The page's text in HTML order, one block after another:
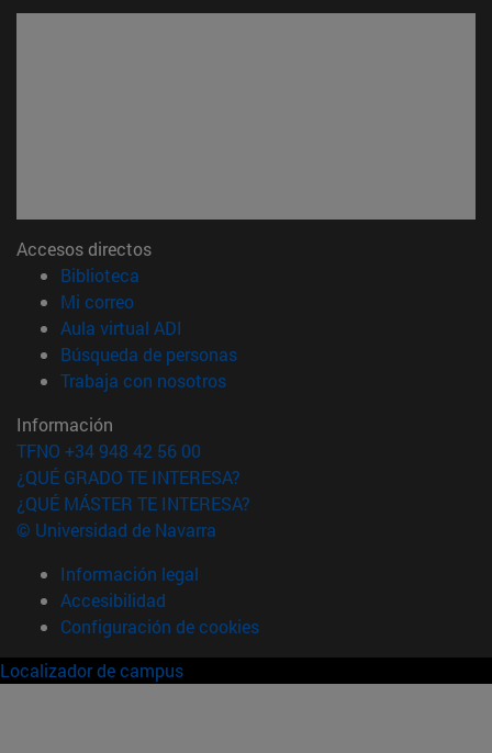
Accesos directos
Biblioteca
Mi correo(abre en nueva ventana)
Aula virtual ADI
Búsqueda de personas(abre en nueva ventana)
Trabaja con nosotros(abre en nueva ventana)
Información
TFNO +34 948 42 56 00
¿QUÉ GRADO TE INTERESA?
¿QUÉ MÁSTER TE INTERESA?
© Universidad de Navarra
Información legal
Accesibilidad
Configuración de cookies
Localizador de campus